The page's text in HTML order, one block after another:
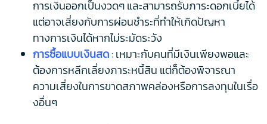
การเงินออกเป็นงวดๆ และสามารถรับภาระดอกเบี้ยได้
แต่อาจเสี่ยงกับการผ่อนชำระที่ทำให้เกิดปัญหา
ทางการเงินได้หากไม่ระมัดระวัง
การซื้อแบบเงินสด: เหมาะกับคนที่มีเงินเพียงพอและ
ต้องการหลีกเลี่ยงภาระหนี้สิน แต่ก็ต้องพิจารณา
ความเสี่ยงในการขาดสภาพคล่องหรือการลงทุนในเรื่อ
งอื่นๆ